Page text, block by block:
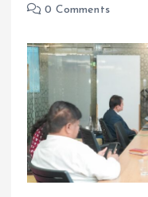
0 Comments